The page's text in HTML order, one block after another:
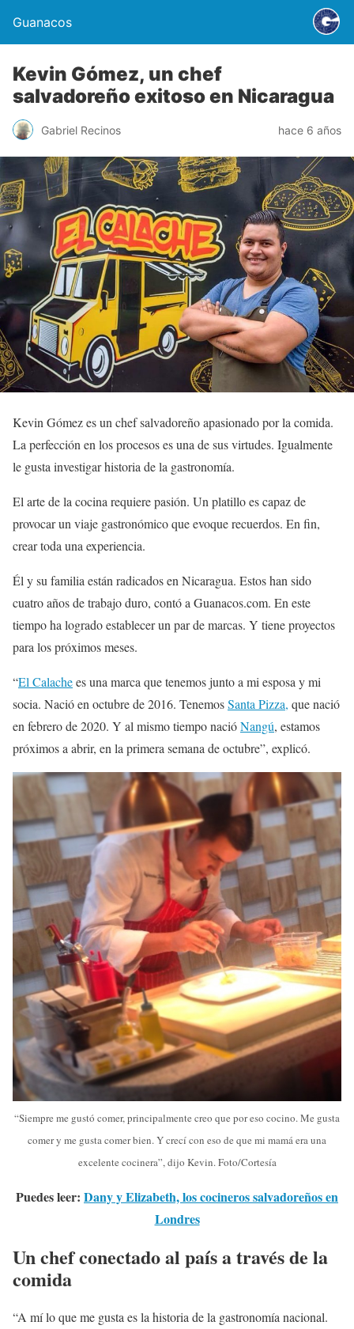
Guanacos
Kevin Gómez, un chef
salvadoreño exitoso en Nicaragua
Gabriel Recinos hace 6 años
Kevin Gómez es un chef salvadoreño apasionado por la comida.
La perfección en los procesos es una de sus virtudes. Igualmente
le gusta investigar historia de la gastronomía.
El arte de la cocina requiere pasión. Un platillo es capaz de
provocar un viaje gastronómico que evoque recuerdos. En fin,
crear toda una experiencia.
Él y su familia están radicados en Nicaragua. Estos han sido
cuatro años de trabajo duro, contó a Guanacos.com. En este
tiempo ha logrado establecer un par de marcas. Y tiene proyectos
para los próximos meses.
“El Calachees una marca que tenemos junto a mi esposa y mi
socia. Nació en octubre de 2016. TenemosSanta Pizza, que nació
en febrero de 2020. Y al mismo tiempo nacióNangú, estamos
próximos a abrir, en la primera semana de octubre”, explicó.
“Siempre me gustó comer, principalmente creo que por eso cocino. Me gusta
comer y me gusta comer bien. Y crecí con eso de que mi mamá era una
excelente cocinera”, dijo Kevin. Foto/Cortesía
Puedes leer: Dany y Elizabeth, los cocineros salvadoreños en
Londres
Un chef conectado al país a través de la
comida
“A mí lo que me gusta es la historia de la gastronomía nacional.